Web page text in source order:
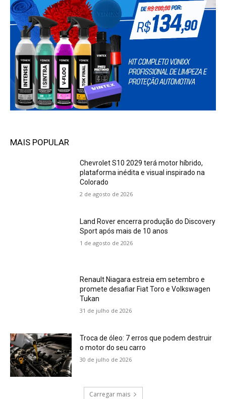
MAIS POPULAR
Chevrolet S10 2029 terá motor híbrido,
plataforma inédita e visual inspirado na
Colorado
2 de agosto de 2026
Land Rover encerra produção do Discovery
Sport após mais de 10 anos
1 de agosto de 2026
Renault Niagara estreia em setembro e
promete desafiar Fiat Toro e Volkswagen
Tukan
31 de julho de 2026
Troca de óleo: 7 erros que podem destruir
o motor do seu carro
30 de julho de 2026
Carregar mais